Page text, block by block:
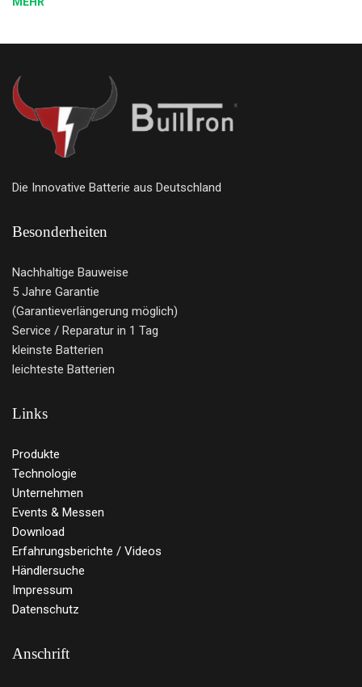
Die Innovative Batterie aus Deutschland
Besonderheiten
Nachhaltige Bauweise
5 Jahre Garantie
(Garantieverlängerung möglich)
Service / Reparatur in 1 Tag
kleinste Batterien
leichteste Batterien
Links
Produkte
Technologie
Unternehmen
Events & Messen
Download
Erfahrungsberichte / Videos
Händlersuche
Impressum
Datenschutz
Anschrift